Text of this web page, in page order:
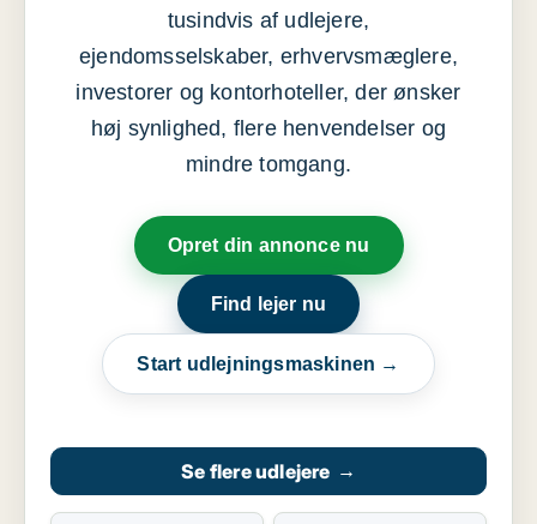
tusindvis af udlejere,
ejendomsselskaber, erhvervsmæglere,
investorer og kontorhoteller, der ønsker
høj synlighed, flere henvendelser og
mindre tomgang.
Opret din annonce nu
Find lejer nu
Start udlejningsmaskinen →
Se flere udlejere →